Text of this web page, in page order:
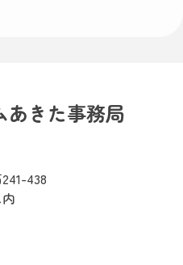
あきた事務局
438